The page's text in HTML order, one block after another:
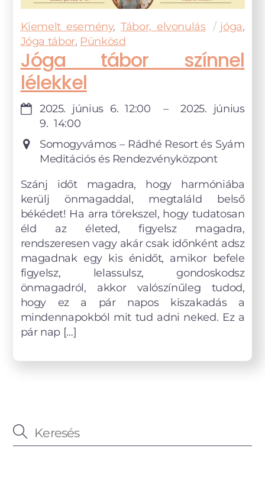
Kiemelt esemény, Tábor, elvonulás jóga,
Jóga tábor, Pünkösd
Jóga tábor színnel
lélekkel
2025. június 6. 12:00 –
2025. június
9. 14:00
Somogyvámos – Rádhé Resort és Syám
Meditációs és Rendezvényközpont
Szánj időt magadra, hogy harmóniába
kerülj önmagaddal, megtaláld belső
békédet! Ha arra törekszel, hogy tudatosan
éld az életed, figyelsz magadra,
rendszeresen vagy akár csak időnként adsz
magadnak egy kis énidőt, amikor befele
figyelsz, lelassulsz, gondoskodsz
önmagadról, akkor valószínűleg tudod,
hogy ez a pár napos kiszakadás a
mindennapokból mit tud adni neked. Ez a
pár nap […]